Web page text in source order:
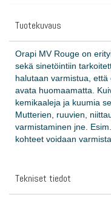
Tuotekuvaus
Orapi MV Rouge on
sekä sinetöintiin
halutaan varmistua,
avata huomaamatta.
kemikaaleja ja kuumia
Mutterien, ruuvien,
varmistaminen jne.
kohteet voidaan
Tekniset tiedot